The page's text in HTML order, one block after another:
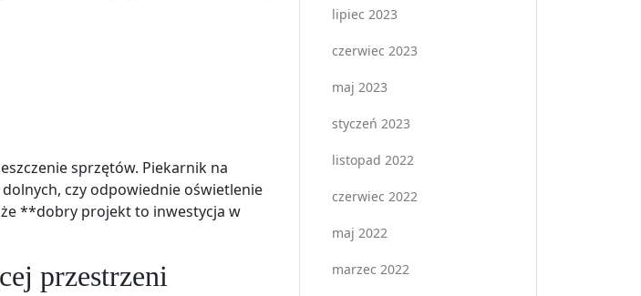
sprzętów. Piekarnik na
czy odpowiednie oświetlenie
**dobry projekt to inwestycja w
przestrzeni
lipiec 2023
czerwiec 2023
maj 2023
styczeń 2023
listopad 2022
czerwiec 2022
maj 2022
marzec 2022